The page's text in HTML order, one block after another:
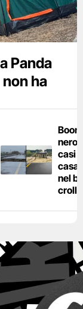
Panda
ha
nero
casi
casa
nel